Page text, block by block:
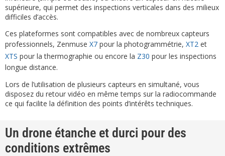
supérieure, qui permet des inspections verticales dans des milieux
difficiles d’accès.
Ces plateformes sont compatibles avec de nombreux capteurs
professionnels, Zenmuse X7 pour la photogrammétrie, XT2 et
XTS pour la thermographie ou encore la Z30 pour les inspections
longue distance.
Lors de l’utilisation de plusieurs capteurs en simultané, vous
disposez du retour vidéo en même temps sur la radiocommande
ce qui facilite la définition des points d’intérêts techniques.
Un drone étanche et durci pour des
conditions extrêmes